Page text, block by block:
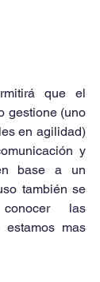
que el
gestione (uno
en agilidad)
y
base a un
también se
las
mas